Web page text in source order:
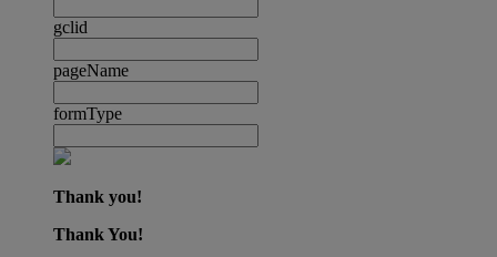
gclid
pageName
formType
Thank you!
Thank You!